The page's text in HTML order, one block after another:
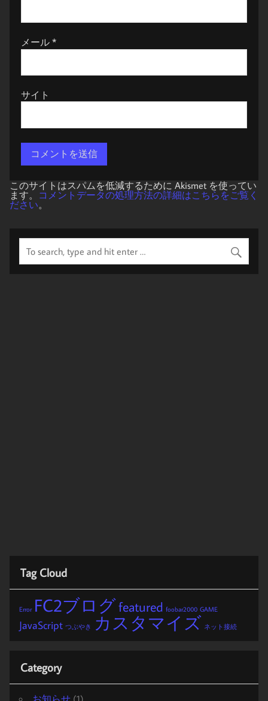
メール*
サイト
このサイトはスパムを低減するために Akismet を使ってい
ます。 コメントデータの処理方法の詳細はこちらをご覧く
ださい。
Tag Cloud
Error FC2ブログfeatured foobar2000 GAME
JavaScript つぶやき カスタマイズ ネット接続
Category